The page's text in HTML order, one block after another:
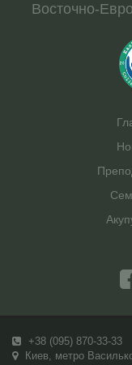
Восточно-
+38 (095) 870-33-33
Киев, метро